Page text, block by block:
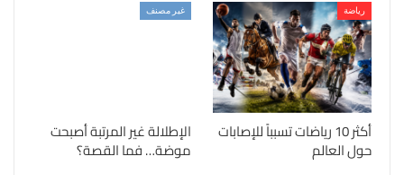
رياضة
أكثر 10 رياضات تسبباً للإصابات
حول العالم
غير مصنف
الإطلالة غير المرتبة أصبحت
موضة… فما القصة؟